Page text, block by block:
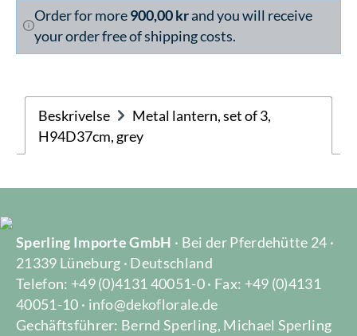
Order for more900,00 krand you will receive
your order free of shipping costs.
Beskrivelse
Metal lantern, set of 3,
H94D37cm, grey
Sperling Importe GmbH · Bei der Pferdehütte 24 ·
21339 Lüneburg · Deutschland
Telefon: +49 (0)4131 40051-0 · Fax: +49 (0)4131
40051-10 · info@dekoflorale.de
Gechäftsführer: Bernd Sperling, Michael Sperling